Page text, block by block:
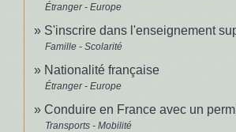
Étranger - Europe
S'inscrire dans l'enseignement
Famille - Scolarité
Nationalité française
Étranger - Europe
Conduire en France avec un
Transports - Mobilité